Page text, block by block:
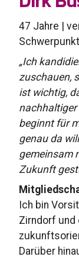
47 Jahre |
„Ich
zuschauen,
ist wichtig,
nachhaltiger
beginnt für
genau da
gemeinsam
Zukunft
Ich bin
Zirndorf und
Darüber